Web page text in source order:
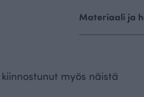
Materiaali ja
myös näistä